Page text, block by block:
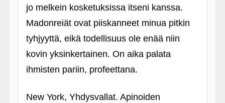
jo melkein kosketuksissa itseni kanssa.
Madonreiät ovat piiskanneet minua pitkin
tyhjyyttä, eikä todellisuus ole enää niin
kovin yksinkertainen. On aika palata
ihmisten pariin, profeettana.
New York, Yhdysvallat. Apinoiden